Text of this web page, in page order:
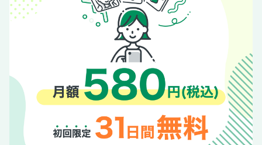
也さん（（株）ディアラ勤務）
〈大銀杏が待っている〉大喜翔 大貴［追手風］
話の玉手箱87「粋だねえ」
若者頭福ノ里が停年
「あの日 あのとき あの“場所”で」7長谷川勝敏（元関脇。秀
ノ山親方）の初賜盃◎下家義久
令和8年5月場所全力士略歴付き星取表
インターハイ展望